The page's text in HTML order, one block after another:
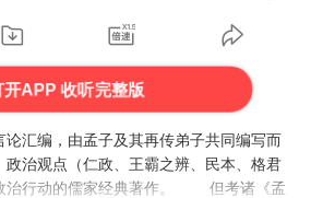
开APP 收听完整版
论汇编，由孟子及其再传弟子共同编写而
政治观点（仁政、王霸之辨、民本、格君
治行动的儒家经典著作。 但考诸《孟